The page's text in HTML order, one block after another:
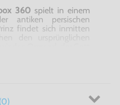
360 spielt in einem
antiken persischen
findet sich inmitten
die Land und
(0)